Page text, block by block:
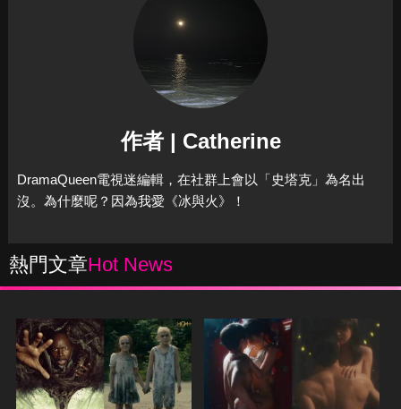
作者 | Catherine
DramaQueen電視迷編輯，在社群上會以「史塔克」為名出
沒。為什麼呢？因為我愛《冰與火》！
熱門文章Hot News